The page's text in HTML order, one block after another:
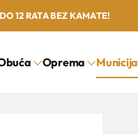
12 RATA BEZ KAMATE!
Oprema Municija